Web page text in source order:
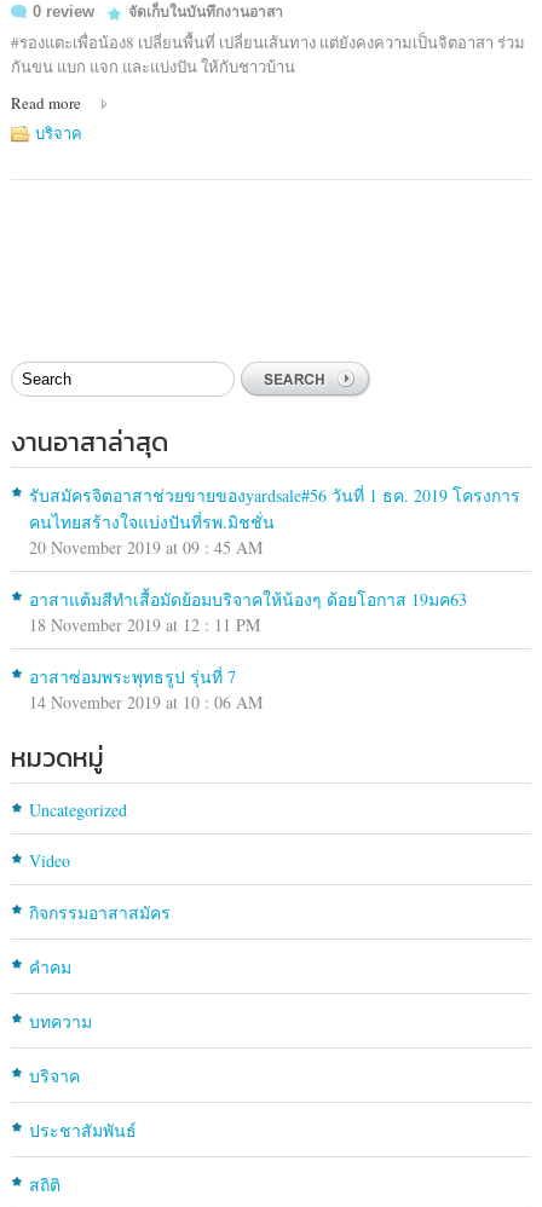
0 review
จัดเก็บในบันทึกงานอาสา
#รองแตะเพื่อน้อง8 เปลี่ยนพื้นที่ เปลี่ยนเส้นทาง แต่ยังคงความเป็นจิตอาสา ร่วม
กันขน แบก แจก และแบ่งปัน ให้กับชาวบ้าน
Read more
บริจาค
งานอาสาล่าสุด
รับสมัครจิตอาสาช่วยขายของyardsale#56 วันที่ 1 ธค. 2019 โครงการ
คนไทยสร้างใจแบ่งปันที่รพ.มิชชั่น
20 November 2019 at 09 : 45 AM
อาสาแต้มสีทำเสื้อมัดย้อมบริจาคให้น้องๆ ด้อยโอกาส 19มค63
18 November 2019 at 12 : 11 PM
อาสาซ่อมพระพุทธรูป รุ่นที่ 7
14 November 2019 at 10 : 06 AM
หมวดหมู่
Uncategorized
Video
กิจกรรมอาสาสมัคร
คำคม
บทความ
บริจาค
ประชาสัมพันธ์
สถิติ